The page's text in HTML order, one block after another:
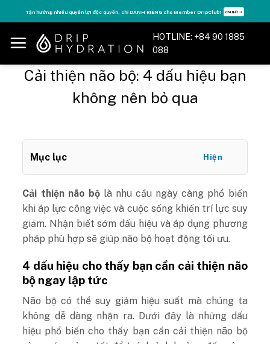
to
content
Tận hưởng nhiều quyền lợi độc quyền, chỉ DÀNH RIÊNG cho Member DripClub! Chi tiết ➝
HOTLINE: +84 90 1885
088
Cải thiện não bộ: 4 dấu hiệu bạn
không nên bỏ qua
Mục lục Hiện
Cải thiện não bộlà nhu cầu ngày càng phổ biến
khi áp lực công việc và cuộc sống khiến trí lực suy
giảm. Nhận biết sớm dấu hiệu và áp dụng phương
pháp phù hợp sẽ giúp não bộ hoạt động tối ưu.
4 dấu hiệu cho thấy bạn cần cải thiện não
bộ ngay lập tức
Não bộ có thể suy giảm hiệu suất mà chúng ta
không dễ dàng nhận ra. Dưới đây là những dấu
hiệu phổ biến cho thấy bạn cần cải thiện não bộ